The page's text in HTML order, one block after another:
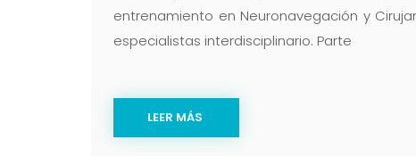
entrenamiento en Neuronavegación y
especialistas interdisciplinario. Parte
LEER MÁS